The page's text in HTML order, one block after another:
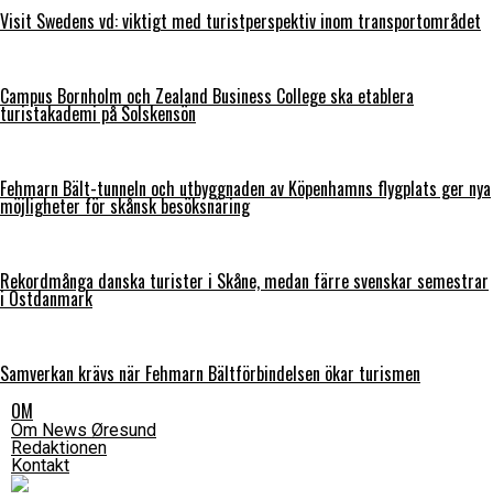
Visit Swedens vd: viktigt med turistperspektiv inom transportområdet
Campus Bornholm och Zealand Business College ska etablera
turistakademi på Solskensön
Fehmarn Bält-tunneln och utbyggnaden av Köpenhamns flygplats ger nya
möjligheter för skånsk besöksnäring
Rekordmånga danska turister i Skåne, medan färre svenskar semestrar
i Östdanmark
Samverkan krävs när Fehmarn Bältförbindelsen ökar turismen
OM
Om News Øresund
Redaktionen
Kontakt